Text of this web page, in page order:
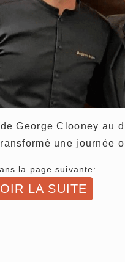
de George Clooney au
une journée
la page suivante:
LA SUITE